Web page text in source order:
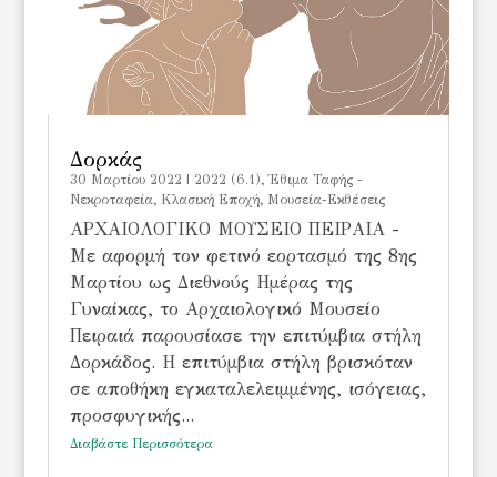
Δορκάς
30 Μαρτίου 2022 2022 (6.1),Έθιμα Ταφής -
Νεκροταφεία, Κλασική Εποχή, Μουσεία-Εκθέσεις
ΑΡΧΑΙΟΛΟΓΙΚΟ ΜΟΥΣΕΙΟ ΠΕΙΡΑΙΑ -
Με αφορμή τον φετινό εορτασμό της 8ης
Μαρτίου ως Διεθνούς Ημέρας της
Γυναίκας, το Αρχαιολογικό Μουσείο
Πειραιά παρουσίασε την επιτύμβια στήλη
Δορκάδος. Η επιτύμβια στήλη βρισκόταν
σε αποθήκη εγκαταλελειμμένης, ισόγειας,
προσφυγικής...
Διαβάστε Περισσότερα